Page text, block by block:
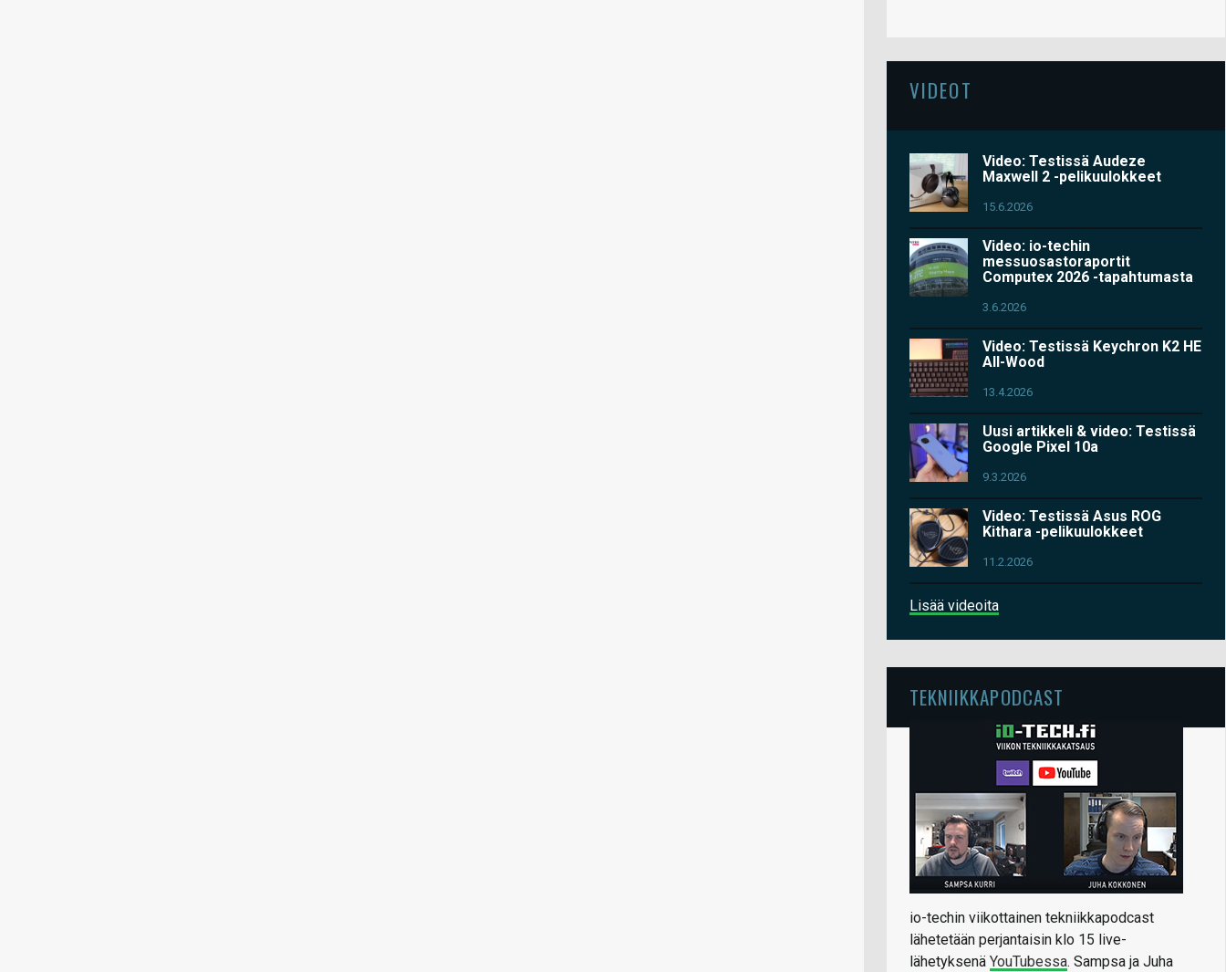
VIDEOT
Video: Testissä Audeze
Maxwell 2 -pelikuulokkeet
15.6.2026
Video: io-techin
messuosastoraportit
Computex 2026 -tapahtumasta
3.6.2026
Video: Testissä Keychron K2 HE
All-Wood
13.4.2026
Uusi artikkeli & video: Testissä
Google Pixel 10a
9.3.2026
Video: Testissä Asus ROG
Kithara -pelikuulokkeet
11.2.2026
Lisää videoita
TEKNIIKKAPODCAST
io-techin viikottainen tekniikkapodcast
lähetetään perjantaisin klo 15 live-
lähetyksenä YouTubessa. Sampsa ja Juha